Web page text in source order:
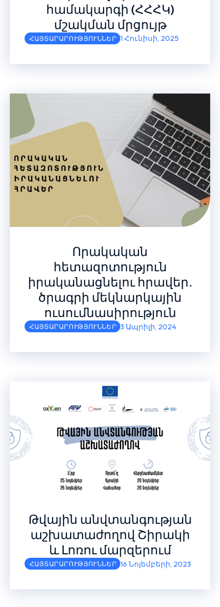
համակարգի (ՀՀՀԿ)
մշակման մրցույթ
ՀԱՅՏԱՐԱՐՈՒԹՅՈՒՆՆԵՐ 1 Հունիսի, 2025
Որակական
հետազոտություն
իրականացնելու հրավեր․
ծրագրի մեկնարկային
ուսումնասիրություն
ՀԱՅՏԱՐԱՐՈՒԹՅՈՒՆՆԵՐ 3 Ապրիլի, 2024
Թվային անվտանգության
աշխատաժողով Շիրակի
և Լոռու մարզերում
ՀԱՅՏԱՐԱՐՈՒԹՅՈՒՆՆԵՐ 16 Նոյեմբերի, 2023